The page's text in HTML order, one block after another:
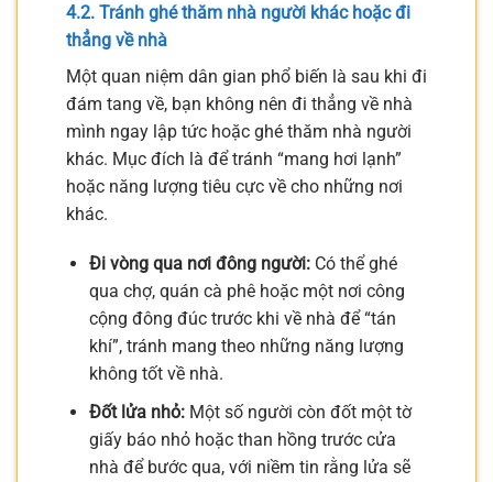
4.2. Tránh ghé thăm nhà người khác hoặc đi
thẳng về nhà
Một quan niệm dân gian phổ biến là sau khi đi
đám tang về, bạn không nên đi thẳng về nhà
mình ngay lập tức hoặc ghé thăm nhà người
khác. Mục đích là để tránh “mang hơi lạnh”
hoặc năng lượng tiêu cực về cho những nơi
khác.
Đi vòng qua nơi đông người:Có thể ghé
qua chợ, quán cà phê hoặc một nơi công
cộng đông đúc trước khi về nhà để “tán
khí”, tránh mang theo những năng lượng
không tốt về nhà.
Đốt lửa nhỏ:Một số người còn đốt một tờ
giấy báo nhỏ hoặc than hồng trước cửa
nhà để bước qua, với niềm tin rằng lửa sẽ